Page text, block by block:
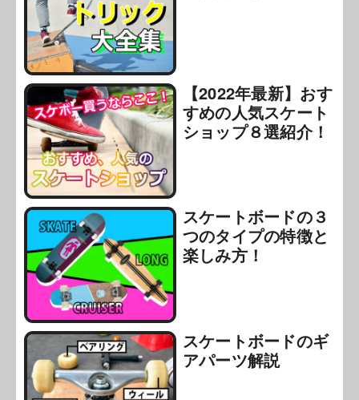
【2022年最新】おす
すめの人気スケート
ショップ８選紹介！
スケートボードの３
つのタイプの特徴と
楽しみ方！
スケートボードのギ
アパーツ解説